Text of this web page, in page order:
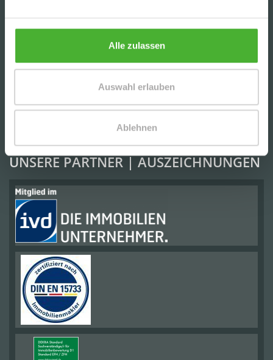
Alle zulassen
Auswahl erlauben
Ablehnen
CHARMANTE DG-2-RWG M. TERRASSE, AR U. TG
KULKWITZER SEE´S
SCHICKE, UNVERMIETETE 3-RWG MIT PARKETT
LEIPZIGER SÜDVORSTADT
UNSERE PARTNER | AUSZEICHNUNGEN